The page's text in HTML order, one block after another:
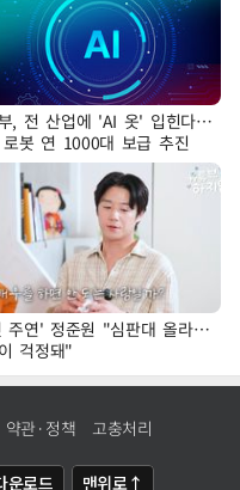
, 전 산업에 'AI 옷' 입힌다…
봇 연 1000대 보급 추진
주연' 정준원 "심판대 올라…
걱정돼"
약관·정책 고충처리
운로드 맨위로↑